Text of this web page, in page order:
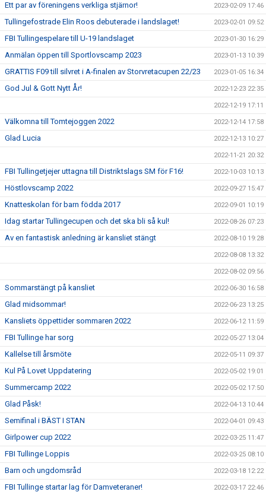
Ett par av föreningens verkliga stjärnor! 2023-02-09 17:46
Tullingefostrade Elin Roos debuterade i landslaget! 2023-02-01 09:52
FBI Tullingespelare till U-19 landslaget 2023-01-30 16:29
Anmälan öppen till Sportlovscamp 2023 2023-01-13 10:39
GRATTIS F09 till silvret i A-finalen av Storvretacupen 22/23 2023-01-05 16:34
God Jul & Gott Nytt År! 2022-12-23 22:35
2022-12-19 17:11
Välkomna till Tomtejoggen 2022 2022-12-14 17:58
Glad Lucia 2022-12-13 10:27
2022-11-21 20:32
FBI Tullingetjejer uttagna till Distriktslags SM för F16! 2022-10-03 10:13
Höstlovscamp 2022 2022-09-27 15:47
Knatteskolan för barn födda 2017 2022-09-01 10:19
Idag startar Tullingecupen och det ska bli så kul! 2022-08-26 07:23
Av en fantastisk anledning är kansliet stängt 2022-08-10 19:28
2022-08-08 13:32
2022-08-02 09:56
Sommarstängt på kansliet 2022-06-30 16:58
Glad midsommar! 2022-06-23 13:25
Kansliets öppettider sommaren 2022 2022-06-12 11:59
FBI Tullinge har sorg 2022-05-27 13:04
Kallelse till årsmöte 2022-05-11 09:37
Kul På Lovet Uppdatering 2022-05-02 19:01
Summercamp 2022 2022-05-02 17:50
Glad Påsk! 2022-04-13 10:44
Semifinal i BÄST I STAN 2022-04-01 09:43
Girlpower cup 2022 2022-03-25 11:47
FBI Tullinge Loppis 2022-03-25 08:10
Barn och ungdomsråd 2022-03-18 12:22
FBI Tullinge startar lag för Damveteraner! 2022-03-17 22:46